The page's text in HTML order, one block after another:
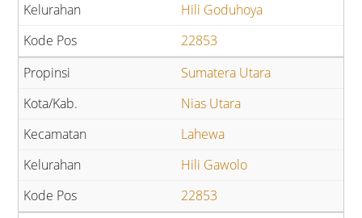
Hili Goduhoya
22853
Sumatera Utara
Nias Utara
Lahewa
Hili Gawolo
22853